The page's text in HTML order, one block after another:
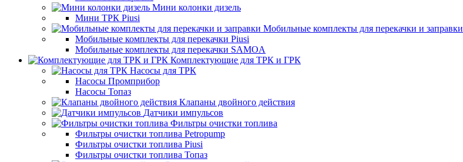
Мини колонки дизель
Мини ТРК Piusi
Мобильные комплекты для перекачки и заправки
Мобильные комплекты для перекачки Piusi
Мобильные комплекты для перекачки SAMOA
Комплектующие для ТРК и ГРК
Насосы для ТРК
Насосы Промприбор
Насосы Топаз
Клапаны двойного действия
Датчики импульсов
Фильтры очистки топлива
Фильтры очистки топлива Petropump
Фильтры очистки топлива Piusi
Фильтры очистки топлива Топаз